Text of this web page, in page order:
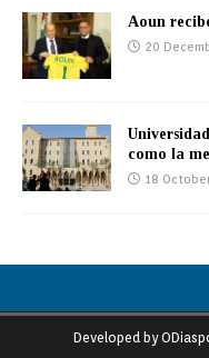
Aoun
20
como la
18
Developed by